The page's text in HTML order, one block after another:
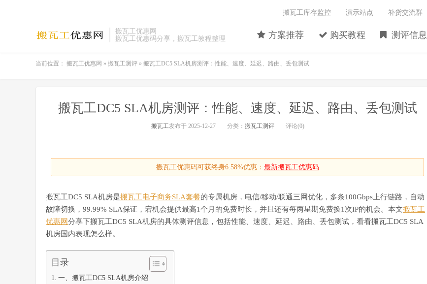
搬瓦工优惠网
搬瓦工优惠码分享，搬瓦工教程整理
方案推荐 购买教程 测评信息
搬瓦工库存监控 演示站点 补货交流群
当前位置： 搬瓦工优惠网 » 搬瓦工测评 » 搬瓦工DC5 SLA机房测评：性能、速度、延迟、路由、丢包测试
搬瓦工DC5 SLA机房测评：性能、速度、延迟、路由、丢包测试
搬瓦工发布于 2025-12-27 分类： 搬瓦工测评 评论(0)
搬瓦工优惠码可获终身6.58%优惠： 最新搬瓦工优惠码
搬瓦工DC5 SLA机房是搬瓦工电子商务SLA套餐的专属机房，电信/移动/联通三网优化，多条100Gbps上行链路，自动
故障切换，99.99% SLA保证，宕机会提供最高1个月的免费时长，并且还有每两星期免费换1次IP的机会。本文搬瓦工
优惠网分享下搬瓦工DC5 SLA机房的具体测评信息，包括性能、速度、延迟、路由、丢包测试，看看搬瓦工DC5 SLA
机房国内表现怎么样。
目录
一、搬瓦工DC5 SLA机房介绍